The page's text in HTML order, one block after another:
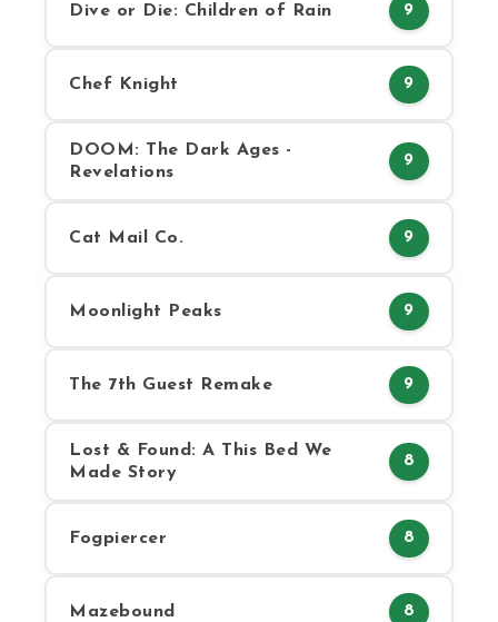
Dive or Die: Children of Rain 9
Chef Knight 9
DOOM: The Dark Ages -
Revelations
9
Cat Mail Co. 9
Moonlight Peaks 9
The 7th Guest Remake 9
Lost & Found: A This Bed We
Made Story
8
Fogpiercer 8
Mazebound 8